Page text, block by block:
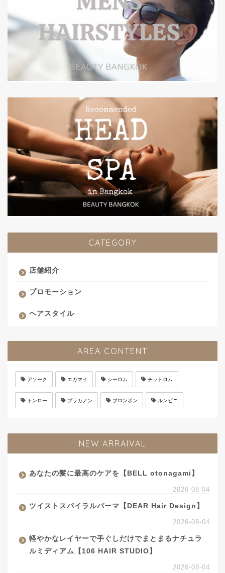
CATEGORY
店舗紹介
プロモーション
ヘアスタイル
AREA CONTENT
アソーク エカマイ シーロム チットロム
トンロー プラカノン プロンポン ルンピニ
NEW ARRAIVAL
あなたの髪に最高のケアを【BELL otonagami】
2026-08-04
ツイストスパイラルパーマ【DEAR Hair Design】
2026-08-04
軽やかなレイヤーで手ぐしだけでまとまるナチュラ
ルミディアム【106 HAIR STUDIO】
2026-08-04